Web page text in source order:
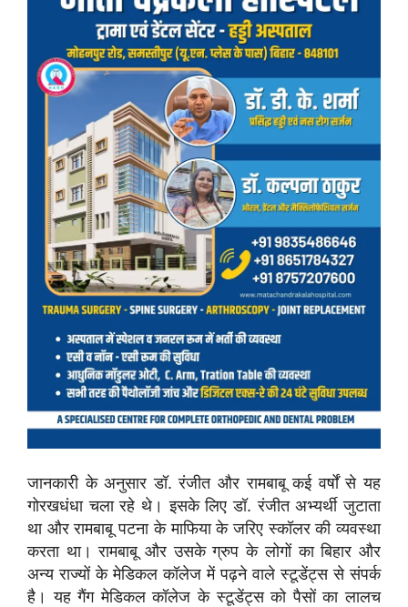
जानकारी के अनुसार डॉ. रंजीत और रामबाबू कई वर्षों से यह
गोरखधंधा चला रहे थे। इसके लिए डॉ. रंजीत अभ्यर्थी जुटाता
था और रामबाबू पटना के माफिया के जरिए स्कॉलर की व्यवस्था
करता था। रामबाबू और उसके ग्रुप के लोगों का बिहार और
अन्य राज्यों के मेडिकल कॉलेज में पढ़ने वाले स्टूडेंट्स से संपर्क
है। यह गैंग मेडिकल कॉलेज के स्टूडेंट्स को पैसों का लालच